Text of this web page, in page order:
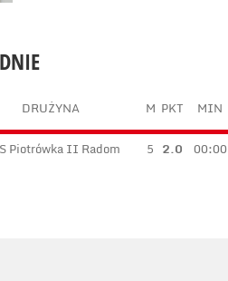
DRUŻYNA M PKT MIN
Piotrówka II Radom 5 2.0 00:00